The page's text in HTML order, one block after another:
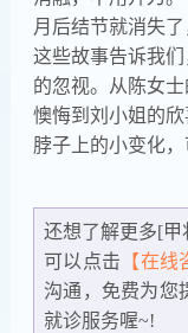
月后结节就消失
这些故事告诉我
的忽视。从陈女
懊悔到刘小姐的
脖子上的小变化，
还想了解更多[甲
可以点击 【在线
沟通，免费为您
就诊服务喔~!